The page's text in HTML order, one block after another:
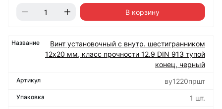
В корзину
Винт установочный с внутр. шестигранником
12х20 мм, класс прочности 12.9 DIN 913 тупой
конец, черный
ву1220пршт
1 шт.